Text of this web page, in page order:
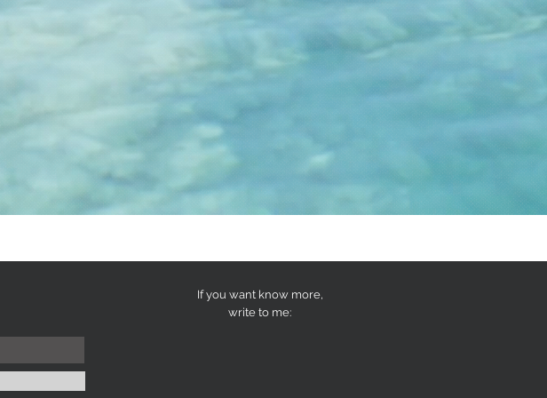
If you want know more,
write to me: